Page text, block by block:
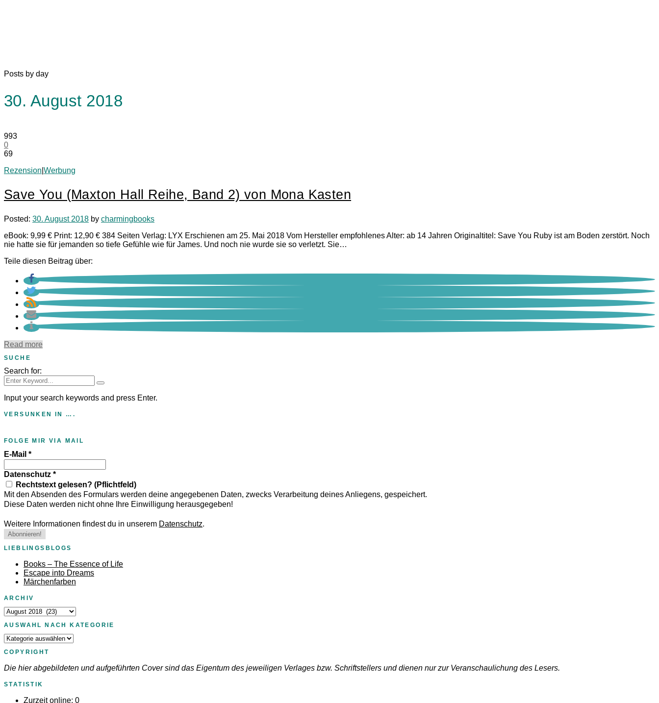
Posts by day
30. August 2018
993
0
69
Rezension Werbung
Save You (Maxton Hall Reihe, Band 2) von Mona Kasten
Posted: 30. August 2018 by charmingbooks
eBook: 9,99 € Print: 12,90 € 384 Seiten Verlag: LYX Erschienen am 25. Mai 2018 Vom Hersteller empfohlenes Alter: ab 14 Jahren Originaltitel: Save You Ruby ist am Boden zerstört. Noch
nie hatte sie für jemanden so tiefe Gefühle wie für James. Und noch nie wurde sie so verletzt. Sie…
Teile diesen Beitrag über:
Read more
SUCHE
Search for:
Input your search keywords and press Enter.
VERSUNKEN IN ….
FOLGE MIR VIA MAIL
E-Mail *
Datenschutz *
Rechtstext gelesen? (Pflichtfeld)
Mit den Absenden des Formulars werden deine angegebenen Daten, zwecks Verarbeitung deines Anliegens, gespeichert.
Diese Daten werden nicht ohne Ihre Einwilligung herausgegeben!
Weitere Informationen findest du in unserem Datenschutz.
LIEBLINGSBLOGS
Books – The Essence of Life
Escape into Dreams
Märchenfarben
ARCHIV
Archiv
AUSWAHL NACH KATEGORIE
Auswahl
Kategorie
COPYRIGHT
Die hier abgebildeten und aufgeführten Cover sind das Eigentum des jeweiligen Verlages bzw. Schriftstellers und dienen nur zur Veranschaulichung des Lesers.
STATISTIK
Zurzeit online: 0